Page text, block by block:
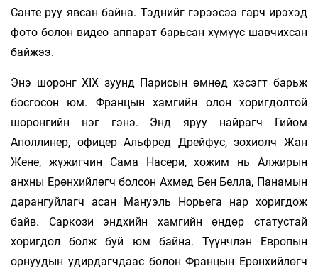
Санте руу явсан байна. Тэднийг гэрээсээ гарч ирэхэд
фото болон видео аппарат барьсан хүмүүс шавчихсан
байжээ.
Энэ шоронг XIX зуунд Парисын өмнөд хэсэгт барьж
босгосон юм. Францын хамгийн олон хоригдолтой
шоронгийн нэг гэнэ. Энд яруу найрагч Гийом
Аполлинер, офицер Альфред Дрейфус, зохиолч Жан
Жене, жүжигчин Сама Насери, хожим нь Алжирын
анхны Ерөнхийлөгч болсон Ахмед Бен Белла, Панамын
дарангуйлагч асан Мануэль Норьега нар хоригдож
байв. Саркози эндхийн хамгийн өндөр статустай
хоригдол болж буй юм байна. Түүнчлэн Европын
орнуудын удирдагчдаас болон Францын Ерөнхийлөгч